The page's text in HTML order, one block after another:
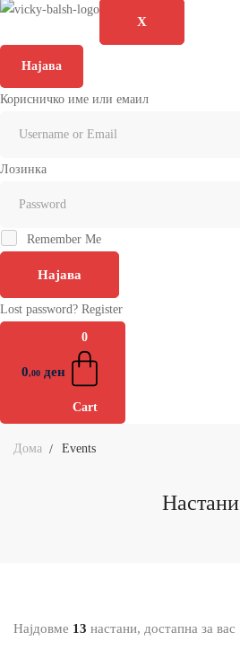
X
Најава
Корисничко име или емаил
Лозинка
Remember Me
Најава
Lost password? Register
0,00 ден
0
Cart
Дома Events
Настани
Најдовме 13 настани, достапна за вас